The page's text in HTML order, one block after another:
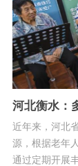
河北衡水：
近年来，河北
源，根据老年
通过定期开展